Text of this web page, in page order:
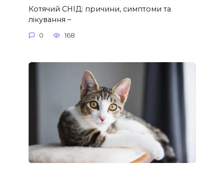
Котячий СНІД: причини, симптоми та
лікування –
0 168